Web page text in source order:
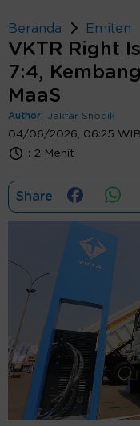
Beranda Emiten
VKTR Right
7:4,
MaaS
Author: Jakfar Shodik
04/06/2026, 06:25 WIB
: 2 Menit
Share